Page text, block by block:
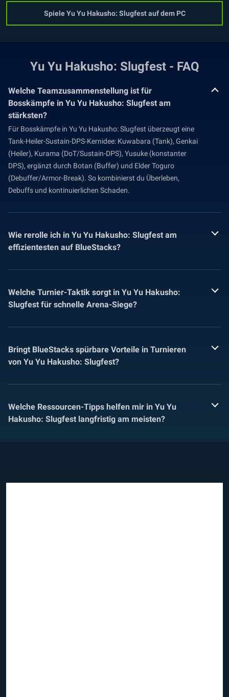
Spiele Yu Yu Hakusho: Slugfest auf dem PC
Yu Yu Hakusho: Slugfest - FAQ
Welche Teamzusammenstellung ist für
Bosskämpfe in Yu Yu Hakusho: Slugfest am
stärksten?
Für Bosskämpfe in Yu Yu Hakusho: Slugfest überzeugt eine
Tank-Heiler-Sustain-DPS-Kernidee: Kuwabara (Tank), Genkai
(Heiler), Kurama (DoT/Sustain-DPS), Yusuke (konstanter
DPS), ergänzt durch Botan (Buffer) und Elder Toguro
(Debuffer/Armor-Break). So kombinierst du Überleben,
Debuffs und kontinuierlichen Schaden.
Wie rerolle ich in Yu Yu Hakusho: Slugfest am
effizientesten auf BlueStacks?
Welche Turnier-Taktik sorgt in Yu Yu Hakusho:
Slugfest für schnelle Arena-Siege?
Bringt BlueStacks spürbare Vorteile in Turnieren
von Yu Yu Hakusho: Slugfest?
Welche Ressourcen-Tipps helfen mir in Yu Yu
Hakusho: Slugfest langfristig am meisten?